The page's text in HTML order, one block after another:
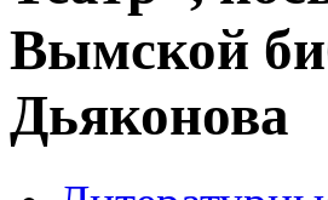
Вымской
Дьяконова